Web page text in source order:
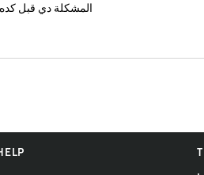
المشكلة دي قبل